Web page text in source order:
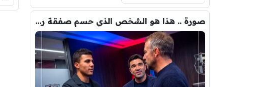
صورة .. هذا هو الشخص الذي حسم صفقة رودري الى برشلونة